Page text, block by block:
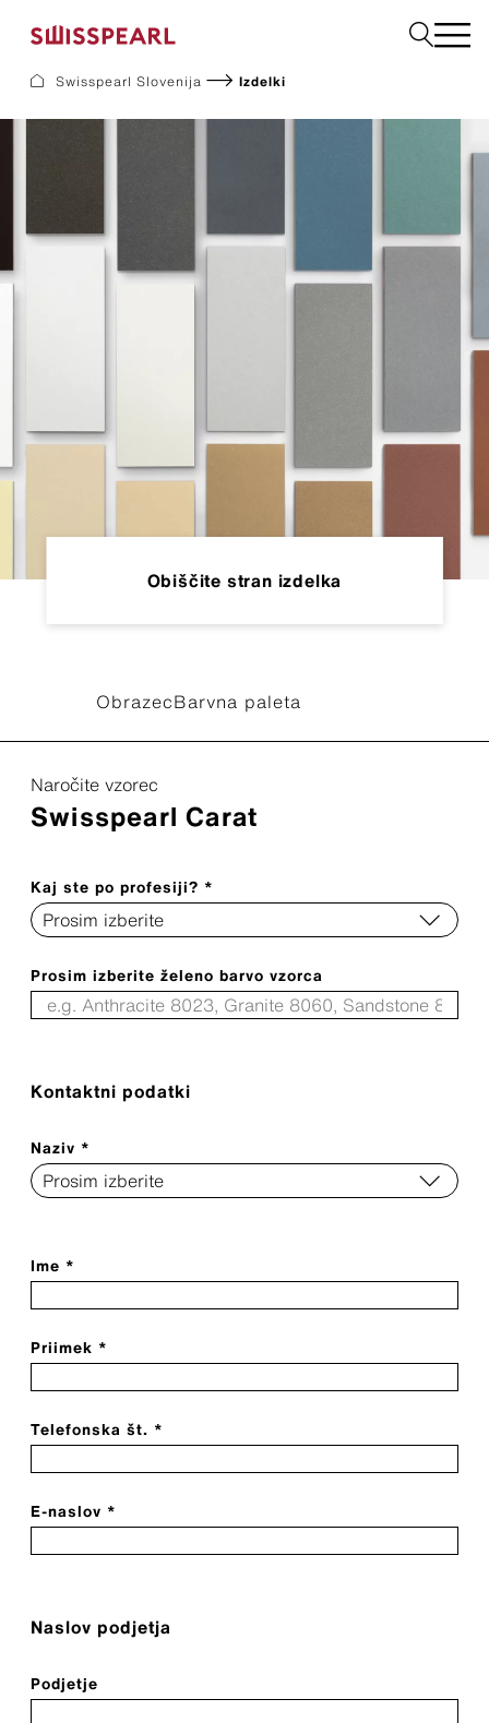
Fasadne Plošče
Swisspearl Slovenija Izdelki
Obiščite stran izdelka
ObrazecBarvna paleta
Naročite vzorec
Swisspearl Carat
Kaj ste po profesiji? *
Prosim izberite želeno barvo vzorca
Kontaktni podatki
Naziv *
Ime *
Priimek *
Telefonska št. *
E-naslov *
Naslov podjetja
Podjetje